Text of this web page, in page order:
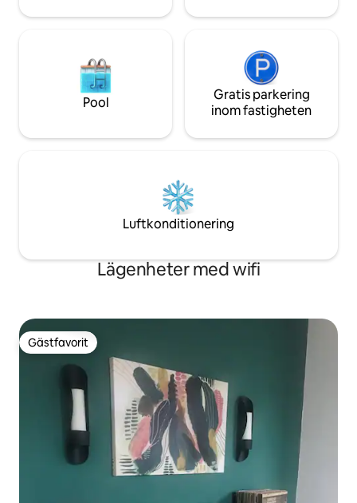
Pool
Gratis parkering
inom fastigheten
Luftkonditionering
Lägenheter med wifi
Gästfavorit
Gästfavorit